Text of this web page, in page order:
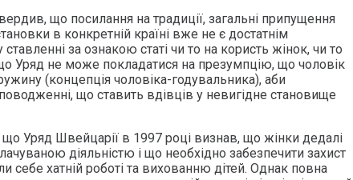
що посилання на традиції, загальні припущення
в конкретній країні вже не є достатнім
за ознакою статі чи то на користь жінок, чи то
Уряд не може покладатися на презумпцію, що чоловік
(концепція чоловіка-годувальника), аби
що ставить вдівців у невигідне становище
Уряд Швейцарії в 1997 році визнав, що жінки дедалі
діяльністю і що необхідно забезпечити захист
себе хатній роботі та вихованню дітей. Однак повна